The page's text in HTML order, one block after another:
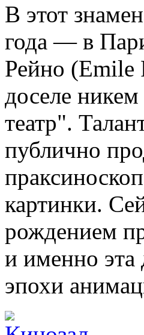
В этот
года — в
Рейно (Emile
доселе
театр".
публично
картинки.
рождением
и именно эта
эпохи